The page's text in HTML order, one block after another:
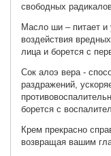
свободных
Масло ши – питает и
воздействия
лица и борется с
Сок алоэ вера -
раздражений,
борется с
Крем прекрасно
возвращая вашим